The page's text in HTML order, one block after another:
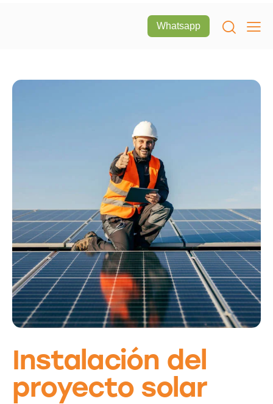
Whatsapp
Instalación del
proyecto solar